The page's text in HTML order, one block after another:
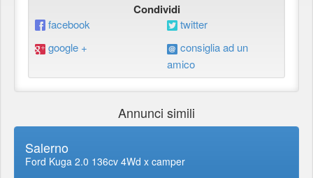
Condividi
facebook
twitter
google +
consiglia ad un
amico
Annunci simili
Salerno
Ford Kuga 2.0 136cv 4Wd x camper